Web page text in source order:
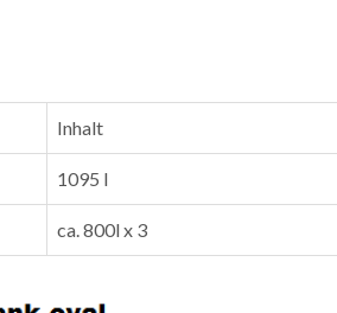
Inhalt
1095 l
ca. 800l x 3